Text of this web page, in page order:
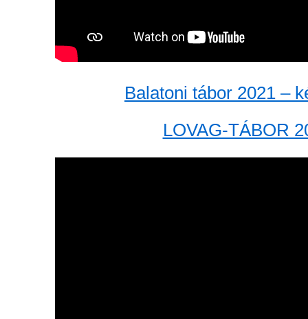
Balatoni tábor 2021 –
LOVAG-TÁBOR